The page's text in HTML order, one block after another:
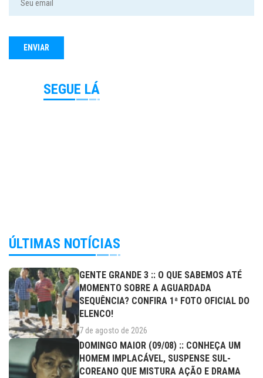
SEGUE LÁ
ÚLTIMAS NOTÍCIAS
GENTE GRANDE 3 :: O QUE SABEMOS ATÉ
MOMENTO SOBRE A AGUARDADA
SEQUÊNCIA? CONFIRA 1ª FOTO OFICIAL DO
ELENCO!
7 de agosto de 2026
DOMINGO MAIOR (09/08) :: CONHEÇA UM
HOMEM IMPLACÁVEL, SUSPENSE SUL-
COREANO QUE MISTURA AÇÃO E DRAMA